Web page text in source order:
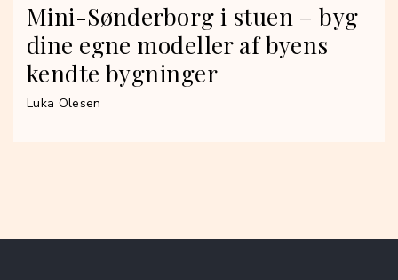
Mini-Sønderborg i stuen – byg
dine egne modeller af byens
kendte bygninger
Luka Olesen